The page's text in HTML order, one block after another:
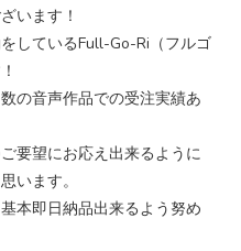
います！
しているFull-Go-Ri（フルゴ
の音声作品での受注実績あ
要望にお応え出来るように
います。
本即日納品出来るよう努め